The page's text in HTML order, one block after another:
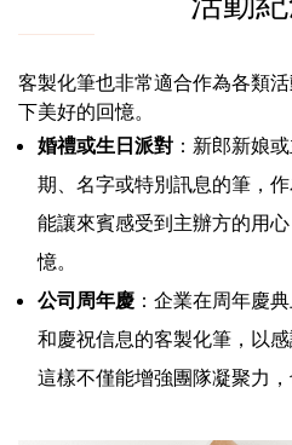
客製化筆也非常適合作為各類
下美好的回憶。
婚禮或生日派對 ：新郎新娘
期、名字或特別訊息的筆，
能讓來賓感受到主辦方的用
憶。
公司周年慶 ：企業在周年慶
和慶祝信息的客製化筆，以
這樣不僅能增強團隊凝聚力，